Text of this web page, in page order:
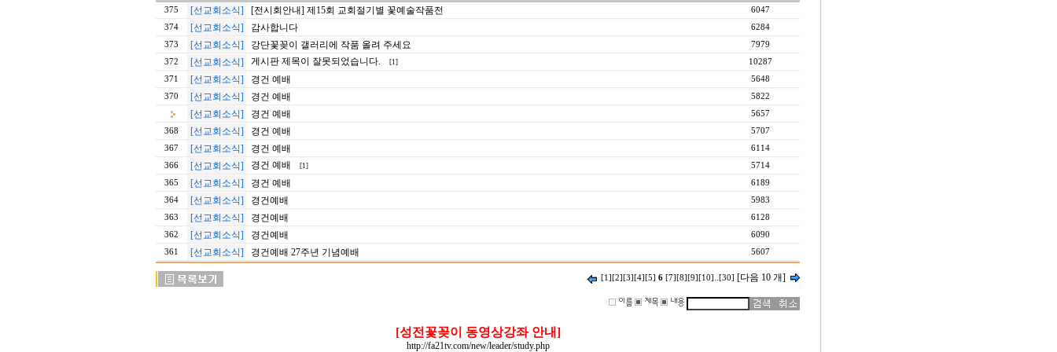
375 [선교회소식] [전시회안내] 제15회 교회절기별 꽃예술작품전
6047
374
[선교회소식] 감사합니다
6284
373
[선교회소식] 강단꽃꽂이 갤러리에 작품 올려 주세요
7979
372
[선교회소식] 게시판 제목이 잘못되었습니다. [1]
10287
371
[선교회소식] 경건 예배
5648
370
[선교회소식] 경건 예배 5822
[선교회소식] 경건 예배
5657
368
[선교회소식] 경건 예배
5707
367
[선교회소식] 경건 예배
6114
366
[선교회소식] 경건 예배 [1]
5714
365
[선교회소식] 경건 예배
6189
364
[선교회소식] 경건예배
5983
363
[선교회소식] 경건예배
6128
362
[선교회소식] 경건예배
6090
361
[선교회소식] 경건예배 27주년 기념예배 5607
[1] [2] [3] [4] [5] 6 [7] [8] [9] [10] [30] [다음 10 개]
[성전꽃꽂이 동영상강좌 안내]
http://fa21tv.com/new/leader/study.php